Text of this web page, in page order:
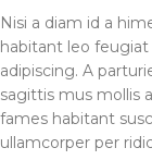
Nisi a diam id a
habitant leo feugiat
adipiscing. A
sagittis mus mollis
fames habitant
ullamcorper per